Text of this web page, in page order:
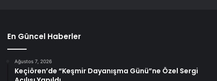
En Güncel Haberler
Ağustos 7, 2026
Keçiören’de “Keşmir Dayanışma Günü”ne Özel Sergi